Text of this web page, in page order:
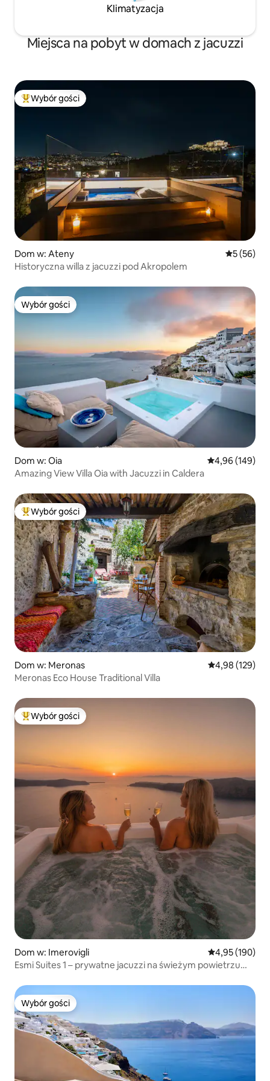
Klimatyzacja
Miejsca na pobyt w domach z jacuzzi
Najpopularniejsze z kategorii Wybór gości
Wybór gości
Dom w: Ateny Średnia
5 (56)
Historyczna willa z jacuzzi pod Akropolem
Wybór gości
Wybór gości
Dom w: Oia Średnia
4,96 (149)
Amazing View Villa Oia with Jacuzzi in Caldera
Najpopularniejsze z kategorii Wybór gości
Wybór gości
Dom w: Meronas Średnia
4,98 (129)
Meronas Eco House Traditional Villa
Najpopularniejsze z kategorii Wybór gości
Wybór gości
Dom w: Imerovigli Średnia
4,95 (190)
Esmi Suites 1 – prywatne jacuzzi na świeżym powietrzu
Wybór gości
Wybór gości